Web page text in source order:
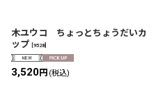
木ユウコ ちょっとちょうだいカ
ップ
9528]
3,520円 (税込)